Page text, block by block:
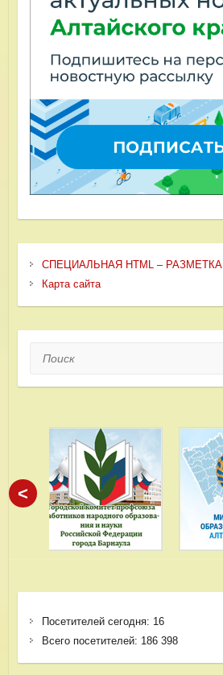
СПЕЦИАЛЬНАЯ HTML – РАЗМЕТКА
Карта сайта
Поиск
<
Посетителей сегодня: 16
Всего посетителей: 186 398